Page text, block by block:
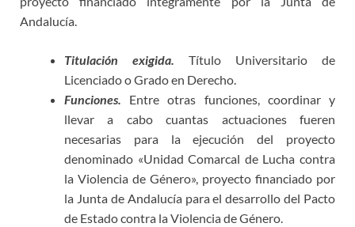
Andalucía.
Titulación exigida. Título Universitario de
Licenciado o Grado en Derecho.
Funciones. Entre otras funciones, coordinar y
llevar a cabo cuantas actuaciones fueren
necesarias para la ejecución del proyecto
denominado «Unidad Comarcal de Lucha contra
la Violencia de Género», proyecto financiado por
la Junta de Andalucía para el desarrollo del Pacto
de Estado contra la Violencia de Género.